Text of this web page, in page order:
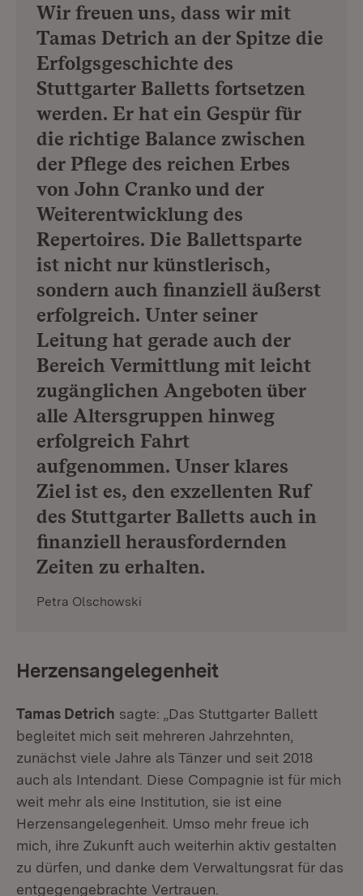
Wir freuen uns, dass wir mit
Tamas Detrich an der Spitze die
Erfolgsgeschichte des
Stuttgarter Balletts fortsetzen
werden. Er hat ein Gespür für
die richtige Balance zwischen
der Pflege des reichen Erbes
von John Cranko und der
Weiterentwicklung des
Repertoires. Die Ballettsparte
ist nicht nur künstlerisch,
sondern auch finanziell äußerst
erfolgreich. Unter seiner
Leitung hat gerade auch der
Bereich Vermittlung mit leicht
zugänglichen Angeboten über
alle Altersgruppen hinweg
erfolgreich Fahrt
aufgenommen. Unser klares
Ziel ist es, den exzellenten Ruf
des Stuttgarter Balletts auch in
finanziell herausfordernden
Zeiten zu erhalten.
Petra Olschowski
Herzensangelegenheit
Tamas Detrich sagte: „Das Stuttgarter Ballett
begleitet mich seit mehreren Jahrzehnten,
zunächst viele Jahre als Tänzer und seit 2018
auch als Intendant. Diese Compagnie ist für mich
weit mehr als eine Institution, sie ist eine
Herzensangelegenheit. Umso mehr freue ich
mich, ihre Zukunft auch weiterhin aktiv gestalten
zu dürfen, und danke dem Verwaltungsrat für das
entgegengebrachte Vertrauen.